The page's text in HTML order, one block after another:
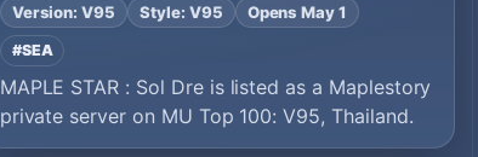
Version: V95 Style: V95 Opens May 1
#SEA
MAPLE STAR : Sol Dre is listed as a Maplestory
private server on MU Top 100: V95, Thailand.